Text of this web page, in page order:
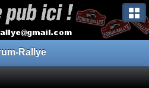
Rallye